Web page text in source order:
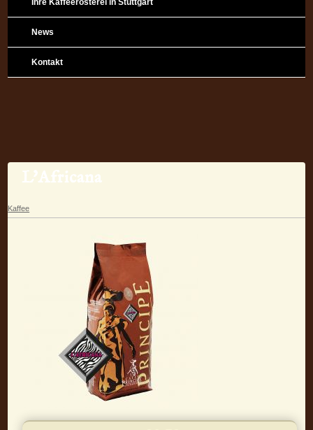
Ihre Kaffeerösterei in Stuttgart
News
Kontakt
L'Africana
Kaffee